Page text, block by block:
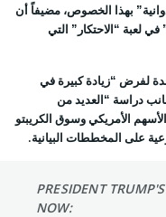
بهذا الخصوص، مضيفاً أن
لعبة “الاحتكار” التي
لفرض “زيادة كبيرة في
دراسة “العديد من
الأمريكي وسوق الكريبتو
على المخططات البيانية.
PRESIDENT
NOW: